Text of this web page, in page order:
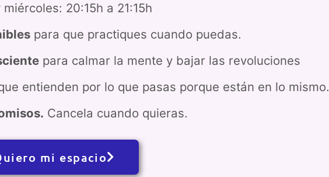
miércoles: 20:15h a 21:15h
para que practiques cuando puedas.
para calmar la mente y bajar las revoluciones
entienden por lo que pasas porque están en lo mismo.
Cancela cuando quieras.
mi espacio